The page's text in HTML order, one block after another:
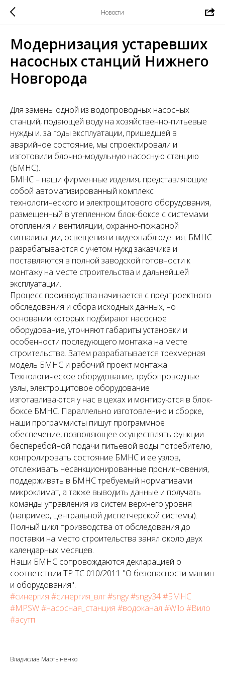
Новости
Модернизация устаревших
насосных станций Нижнего
Новгорода
Для замены одной из водопроводных насосных
станций, подающей воду на хозяйственно-питьевые
нужды и. за годы эксплуатации, пришедшей в
аварийное состояние, мы спроектировали и
изготовили блочно-модульную насосную станцию
(БМНС).
БМНС – наши фирменные изделия, представляющие
собой автоматизированный комплекс
технологического и электрощитового оборудования,
размещенный в утепленном блок-боксе с системами
отопления и вентиляции, охранно-пожарной
сигнализации, освещения и видеонаблюдения. БМНС
разрабатываются с учетом нужд заказчика и
поставляются в полной заводской готовности к
монтажу на месте строительства и дальнейшей
эксплуатации.
Процесс производства начинается с предпроектного
обследования и сбора исходных данных, но
основании которых подбирают насосное
оборудование, уточняют габариты установки и
особенности последующего монтажа на месте
строительства. Затем разрабатывается трехмерная
модель БМНС и рабочий проект монтажа.
Технологическое оборудование, трубопроводные
узлы, электрощитовое оборудование
изготавливаются у нас в цехах и монтируются в блок-
боксе БМНС. Параллельно изготовлению и сборке,
наши программисты пишут программное
обеспечение, позволяющее осуществлять функции
бесперебойной подачи питьевой воды потребителю,
контролировать состояние БМНС и ее узлов,
отслеживать несанкционированные проникновения,
поддерживать в БМНС требуемый нормативами
микроклимат, а также выводить данные и получать
команды управления из систем верхнего уровня
(например, центральной диспетчерской системы).
Полный цикл производства от обследования до
поставки на место строительства занял около двух
календарных месяцев.
Наши БМНС сопровождаются декларацией о
соответствии ТР ТС 010/2011 "О безопасности машин
и оборудования".
#синергия #синергия_влг#sngy#sngy34#БМНС
#MPSW#насосная_станция #водоканал #Wilo #Вило
#асутп
Владислав Мартыненко